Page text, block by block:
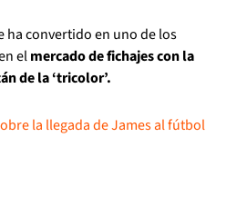
ha convertido en uno de los
elmercado de fichajes con la
de la ‘tricolor’.
la llegada de James al fútbol